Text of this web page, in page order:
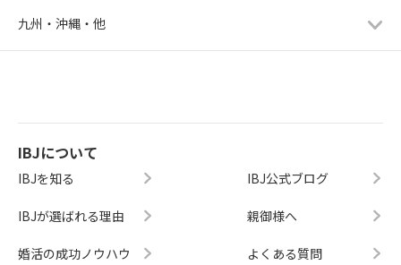
九州・沖縄・他
IBJについて
IBJを知る
IBJが選ばれる理由
婚活の成功ノウハウ
IBJ公式ブログ
親御様へ
よくある質問